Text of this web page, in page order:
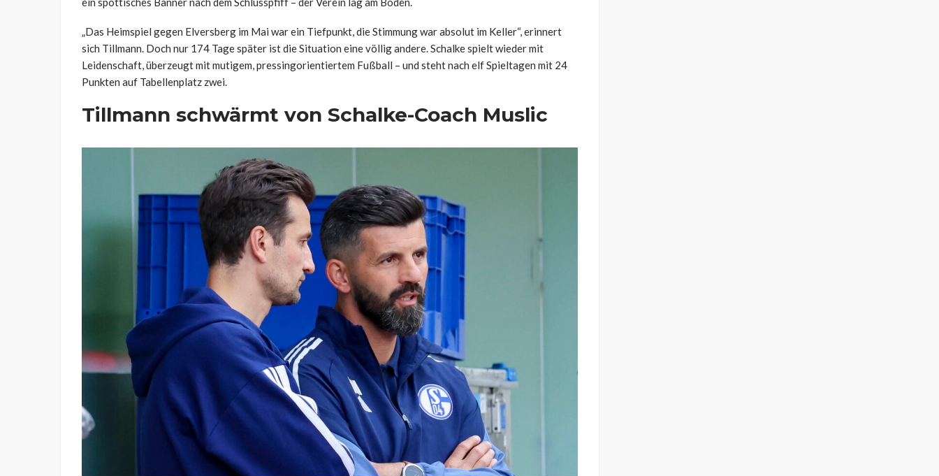
„Das Heimspiel gegen Elversberg im Mai war ein Tiefpunkt, die Stimmung war absolut im Keller“, erinnert
sich Tillmann. Doch nur 174 Tage später ist die Situation eine völlig andere. Schalke spielt wieder mit
Leidenschaft, überzeugt mit mutigem, pressingorientiertem Fußball – und steht nach elf Spieltagen mit 24
Punkten auf Tabellenplatz zwei.
Tillmann schwärmt von Schalke-Coach Muslic